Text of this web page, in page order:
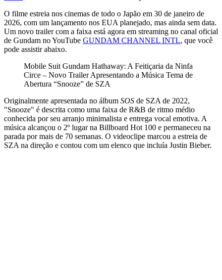
O filme estreia nos cinemas de todo o Japão em 30 de janeiro de
2026, com um lançamento nos EUA planejado, mas ainda sem data.
Um novo trailer com a faixa está agora em streaming no canal oficial
de Gundam no YouTube GUNDAM CHANNEL INTL, que você
pode assistir abaixo.
Mobile Suit Gundam Hathaway: A Feitiçaria da Ninfa
Circe – Novo Trailer Apresentando a Música Tema de
Abertura “Snooze” de SZA
Originalmente apresentada no álbum SOS de SZA de 2022,
"Snooze" é descrita como uma faixa de R&B de ritmo médio
conhecida por seu arranjo minimalista e entrega vocal emotiva. A
música alcançou o 2º lugar na Billboard Hot 100 e permaneceu na
parada por mais de 70 semanas. O videoclipe marcou a estreia de
SZA na direção e contou com um elenco que incluía Justin Bieber.